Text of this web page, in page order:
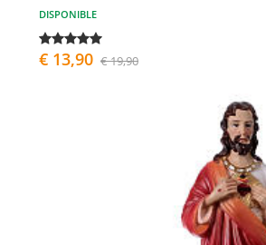
DISPONIBLE
€ 13,90 € 19,90